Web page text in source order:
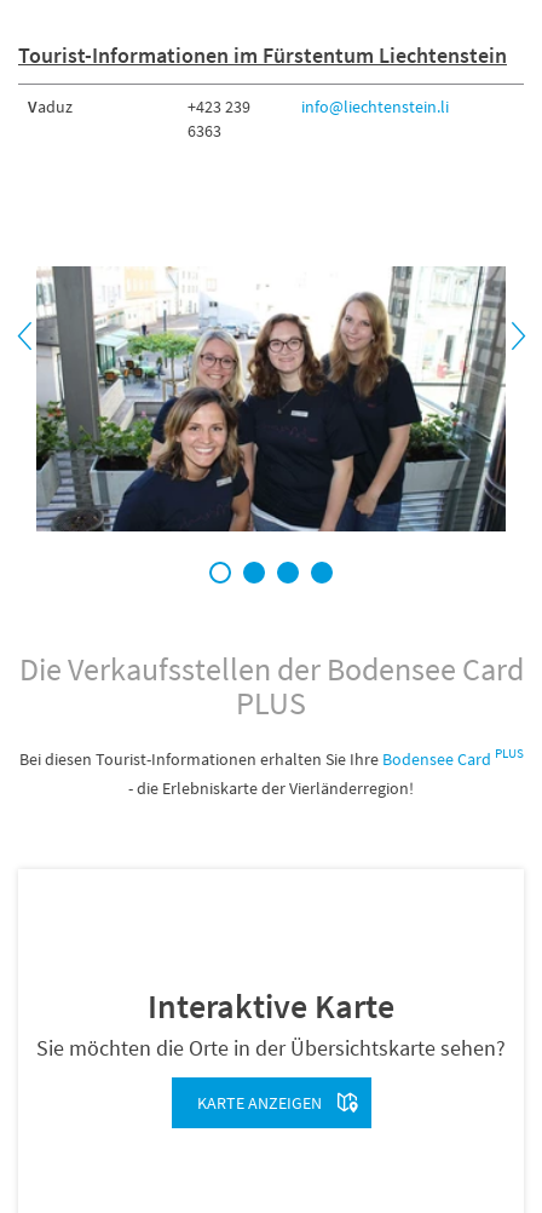
Tourist-Informationen im Fürstentum Liechtenstein
Vaduz
+423 239
6363
info@liechtenstein.li
1
Die Verkaufsstellen der Bodensee Card
PLUS
Bei diesen Tourist-Informationen erhalten Sie Ihre Bodensee Card PLUS
- die Erlebniskarte der Vierländerregion!
Interaktive Karte
Sie möchten die Orte in der Übersichtskarte sehen?
KARTE ANZEIGEN